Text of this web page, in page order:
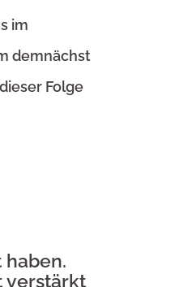
im
demnächst
Folge
verstärkt